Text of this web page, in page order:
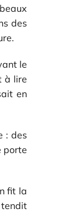
des
le
à lire
en
: des
porte
fit la